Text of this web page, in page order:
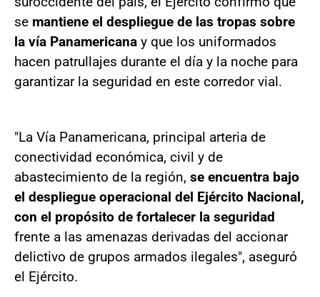
se mantiene el despliegue de las tropas sobre
la vía Panamericana y que los uniformados
hacen patrullajes durante el día y la noche para
garantizar la seguridad en este corredor vial.
"La Vía Panamericana, principal arteria de
conectividad económica, civil y de
abastecimiento de la región, se encuentra bajo
el despliegue operacional del Ejército Nacional,
con el propósito de fortalecer la seguridad
frente a las amenazas derivadas del accionar
delictivo de grupos armados ilegales", aseguró
el Ejército.